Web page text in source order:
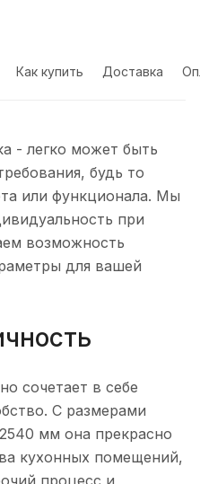
Как купить Доставка
- легко может быть
будь то
или функционала. Мы
при
возможность
для вашей
сочетает в себе
С размерами
мм она прекрасно
кухонных помещений,
процесс и